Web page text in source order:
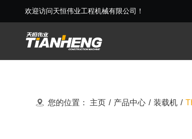
欢迎访问天恒伟业工程机械有限公司！
您的位置： 主页 / 产品中心 / 装载机 /